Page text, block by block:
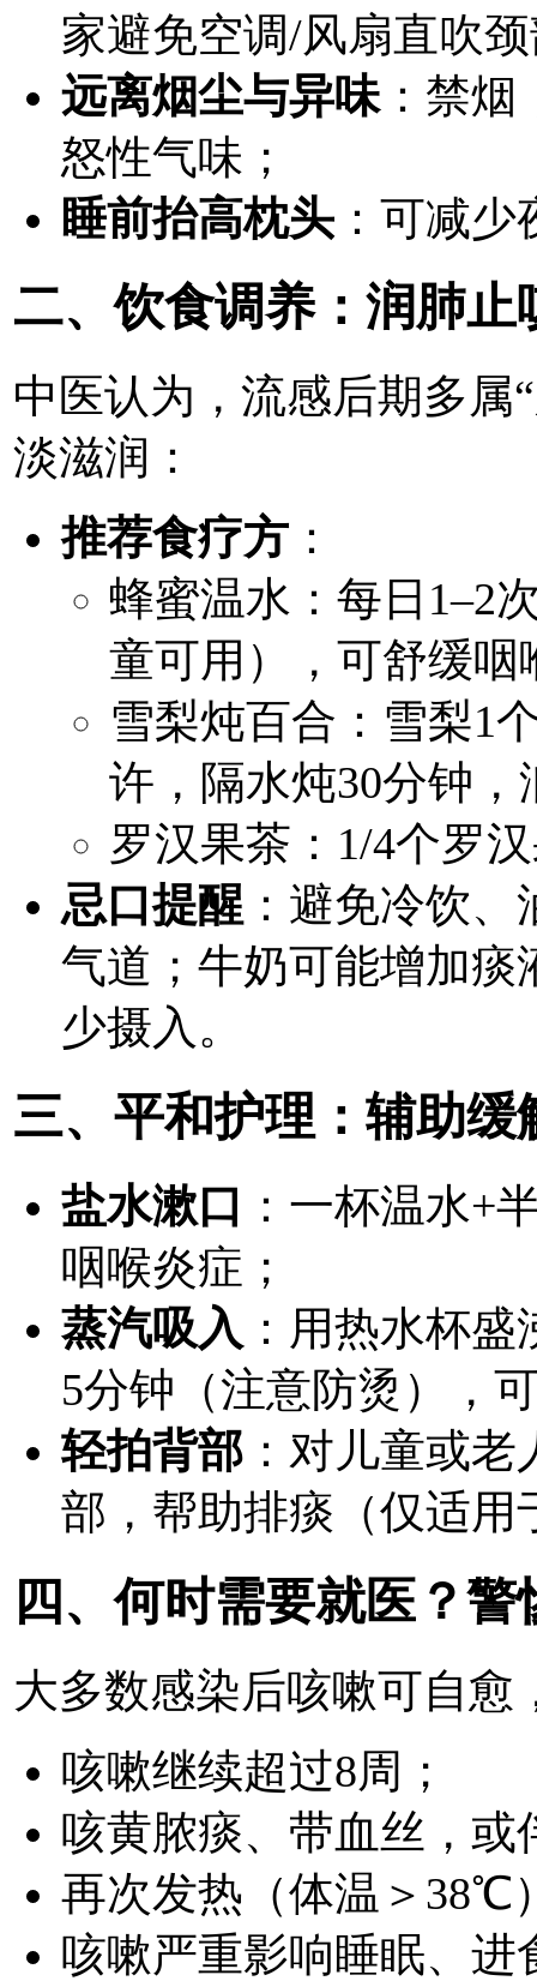
家避免空调/风扇直吹
远离烟尘与异味：禁烟
怒性气味；
睡前抬高枕头 ：可减
二、饮食调养：润肺止
中医认为，流感后期多属
淡滋润：
推荐食疗方 ：
蜂蜜温水：每日1–2
童可用），可舒缓
雪梨炖百合：雪梨1
许，隔水炖30分钟，
罗汉果茶：1/4个罗
忌口提醒 ：避免冷饮
气道；牛奶可能增加痰
少摄入。
三、平和护理：辅助缓
盐水漱口 ：一杯温水+
咽喉炎症；
蒸汽吸入 ：用热水杯
5分钟（注意防烫），
轻拍背部 ：对儿童或
部，帮助排痰（仅适用
四、何时需要就医？警
大多数感染后咳嗽可自愈
咳嗽继续超过8周；
咳黄脓痰、带血丝，
再次发热（体温＞38℃
咳嗽严重影响睡眠、进